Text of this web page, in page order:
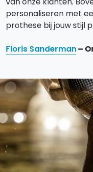
personaliseren met
prothese bij jouw stijl
Floris Sanderman–